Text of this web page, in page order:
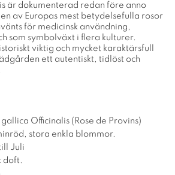
är dokumenterad redan före anno
av Europas mest betydelsefulla rosor
för medicinsk användning,
som symbolväxt i flera kulturer.
viktig och mycket karaktärsfull
ett autentiskt, tidlöst och
gallica Officinalis (Rose de Provins)
stora enkla blommor.
Juli
doft.